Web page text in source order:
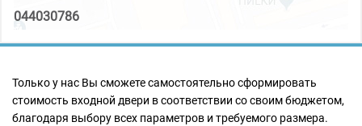
044030786
Только у нас Вы сможете самостоятельно сформировать
стоимость входной двери в соответствии со своим бюджетом,
благодаря выбору всех параметров и требуемого размера.